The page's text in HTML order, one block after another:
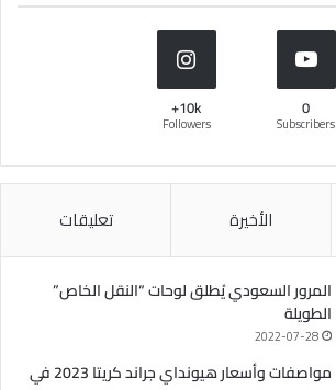
0
Subscribers
10k+
Followers
الأخيرة تعليقات
المرور السعودي يُطلق لوحات “النقل الخاص”
الطويلة
2022-07-28
مواصفات وأسعار هيونداي جراند كريتا 2023 في